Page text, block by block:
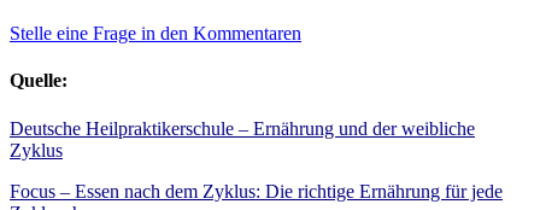
Stelle eine Frage in den Kommentaren
Quelle:
Deutsche Heilpraktikerschule – Ernährung und der weibliche
Zyklus
Focus – Essen nach dem Zyklus: Die richtige Ernährung für jede